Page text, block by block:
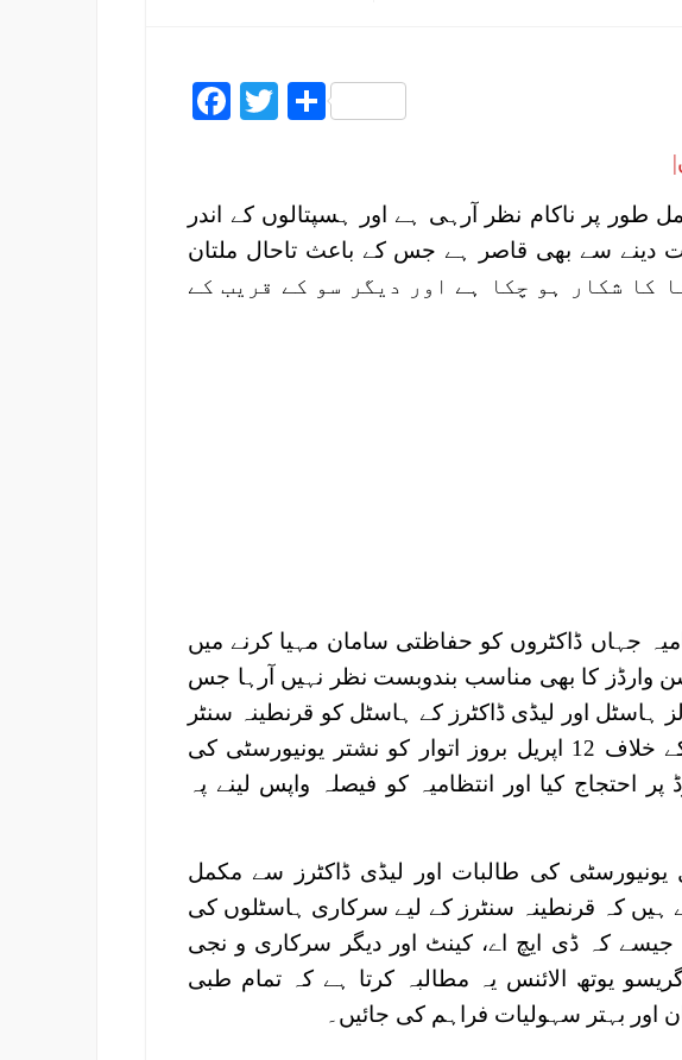
Facebook
Twitter
Share
طور پر ناکام نظر آرہی ہے اور ہسپتالوں کے اندر
دینے سے بھی قاصر ہے جس کے باعث تاحال ملتان
کا شکار ہو چکا ہے اور دیگر سو کے قریب کے
جہاں ڈاکٹروں کو حفاظتی سامان مہیا کرنے میں
وارڈز کا بھی مناسب بندوبست نظر نہیں آرہا جس
ہاسٹل اور لیڈی ڈاکٹرز کے ہاسٹل کو قرنطینہ سنٹر
بنانے کا فیصلہ کیا گیا۔ اس فیصلے کے خلاف 12 اپریل بروز اتوار کو نشتر یونیورسٹی کی
احتجاج کیا اور انتظامیہ کو فیصلہ واپس لینے پہ
یونیورسٹی کی طالبات اور لیڈی ڈاکٹرز سے مکمل
ہیں کہ قرنطینہ سنٹرز کے لیے سرکاری ہاسٹلوں کی
جیسے کہ ڈی ایچ اے، کینٹ اور دیگر سرکاری و نجی
یوتھ الائنس یہ مطالبہ کرتا ہے کہ تمام طبی
بہتر سہولیات فراہم کی جائیں۔